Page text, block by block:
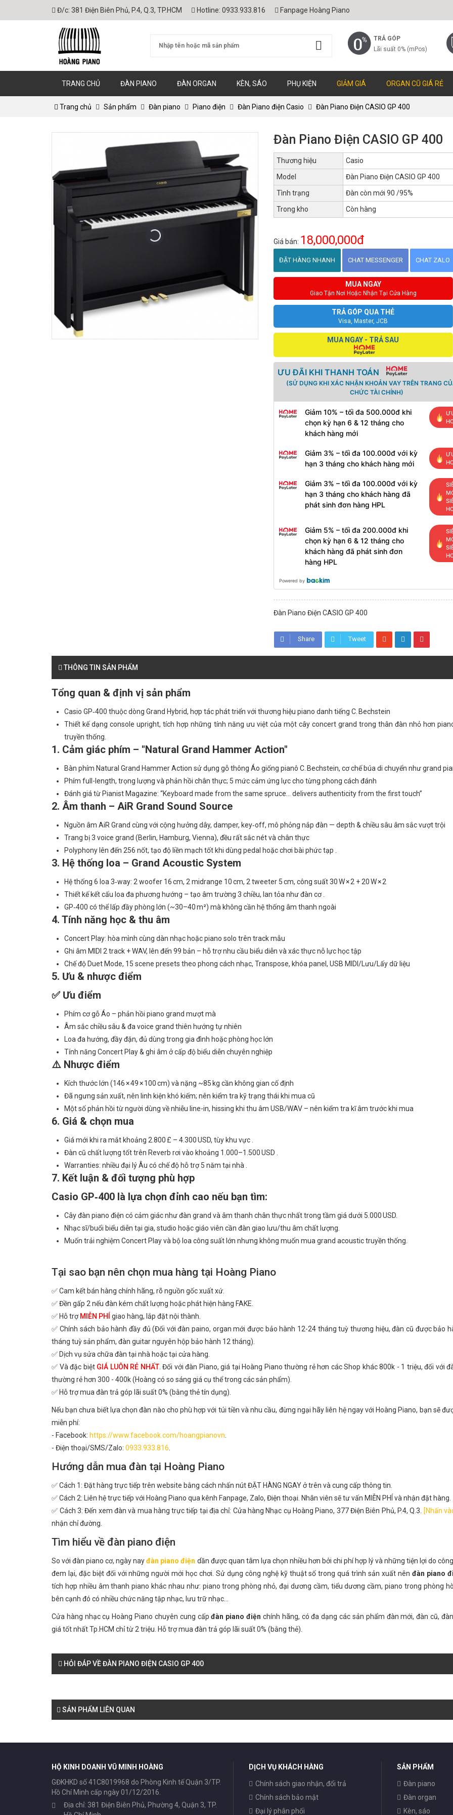
Đ/c: 381 Điện Biên Phủ, P.4, Q.3, TP.HCM Hotline: 0933.933.816 Fanpage Hoàng Piano
TRẢ GÓP
Lãi suất 0% (mPos)
TRANG CHỦ ĐÀN PIANO ĐÀN ORGAN KÈN, SÁO PHỤ KIỆN GIẢM GIÁ ORGAN CŨ GIÁ RẺ
Trang chủ Sản phẩm Đàn piano Piano điện Đàn Piano điện Casio Đàn Piano Điện CASIO GP 400
Đàn Piano Điện CASIO GP 400
Thương hiệu
Casio
Model
Đàn Piano Điện CASIO GP 400
Tình trạng
Đàn còn mới 90 /95%
Trong kho
Còn hàng
Giá bán: 18,000,000đ
ĐẶT HÀNG NHANH CHAT MESSENGER CHAT ZALO
MUA NGAY
Giao Tận Nơi Hoặc Nhận Tại Cửa Hàng
TRẢ GÓP QUA THẺ
Visa, Master, JCB
MUA NGAY - TRẢ SAU
ƯU ĐÃI KHI THANH TOÁN
(SỬ DỤNG KHI XÁC NHẬN KHOẢN VAY TRÊN TRANG
CHỨC TÀI CHÍNH)
Giảm 10% – tối đa 500.000đ khi
chọn kỳ hạn 6 & 12 tháng cho
khách hàng mới
Giảm 3% – tối đa 100.000đ với kỳ
hạn 3 tháng cho khách hàng mới
Giảm 3% – tối đa 100.000đ với kỳ
hạn 3 tháng cho khách hàng đã
phát sinh đơn hàng HPL
Giảm 5% – tối đa 200.000đ khi
chọn kỳ hạn 6 & 12 tháng cho
khách hàng đã phát sinh đơn
hàng HPL
Powered by
Đàn Piano Điện CASIO GP 400
Share Tweet
THÔNG TIN SẢN PHẨM
Tổng quan & định vị sản phẩm
Casio GP‑400 thuộc dòng Grand Hybrid, hợp tác phát triển với thương hiệu piano danh tiếng C. Bechstein
Thiết kế dạng console upright, tích hợp những tính năng ưu việt của một cây concert grand trong thân đàn nhỏ hơn
truyền thống.
1. Cảm giác phím – "Natural Grand Hammer Action"
Bàn phím Natural Grand Hammer Action sử dụng gỗ thông Áo giống pianô C. Bechstein, cơ chế búa di chuyển như grand
Phím full-length, trọng lượng và phản hồi chân thực; 5 mức cảm ứng lực cho từng phong cách đánh
Đánh giá từ Pianist Magazine: “Keyboard made from the same spruce… delivers authenticity from the first touch”
2. Âm thanh – AiR Grand Sound Source
Nguồn âm AiR Grand cùng với cộng hưởng dây, damper, key‑off, mô phỏng nắp đàn — depth & chiều sâu âm sắc vượt trội
Trang bị 3 voice grand (Berlin, Hamburg, Vienna), đều rất sắc nét và chân thực
Polyphony lên đến 256 nốt, tạo độ liền mạch tốt khi dùng pedal hoặc chơi bài phức tạp .
3. Hệ thống loa – Grand Acoustic System
Hệ thống 6 loa 3‑way: 2 woofer 16 cm, 2 midrange 10 cm, 2 tweeter 5 cm, công suất 30 W × 2 + 20 W × 2
Thiết kế kết cấu loa đa phương hướng – tạo âm trường 3 chiều, lan tỏa như đàn cơ .
GP‑400 có thể lấp đầy phòng lớn (~30–40 m²) mà không cần hệ thống âm thanh ngoài
4. Tính năng học & thu âm
Concert Play: hòa mình cùng dàn nhạc hoặc piano solo trên track mẫu
Ghi âm MIDI 2 track + WAV, lên đến 99 bản – hỗ trợ nhu cầu biểu diễn và xác thực nỗ lực học tập
Chế độ Duet Mode, 15 scene presets theo phong cách nhạc, Transpose, khóa panel, USB MIDI/Lưu/Lấy dữ liệu
5. Ưu & nhược điểm
✅ Ưu điểm
Phím cơ gỗ Áo – phản hồi piano grand mượt mà
Âm sắc chiều sâu & đa voice grand thiên hướng tự nhiên
Loa đa hướng, đầy đặn, đủ dùng trong gia đình hoặc phòng học lớn
Tính năng Concert Play & ghi âm ở cấp độ biểu diễn chuyên nghiệp
⚠️ Nhược điểm
Kích thước lớn (146 × 49 × 100 cm) và nặng ~85 kg cần không gian cố định
Đã ngưng sản xuất, nên linh kiện khó kiếm; nên kiểm tra kỹ trạng thái khi mua cũ
Một số phản hồi từ người dùng về nhiễu line-in, hissing khi thu âm USB/WAV – nên kiểm tra kĩ âm trước khi mua
6. Giá & chọn mua
Giá mới khi ra mắt khoảng 2.800 £ – 4.300 USD, tùy khu vực .
Đàn cũ chất lượng tốt trên Reverb rơi vào khoảng 1.000–1.500 USD .
Warranties: nhiều đại lý Âu có chế độ hỗ trợ 5 năm tại nhà .
7. Kết luận & đối tượng phù hợp
Casio GP‑400 là lựa chọn đỉnh cao nếu bạn tìm:
Cây đàn piano điện có cảm giác như đàn grand và âm thanh chân thực nhất trong tầm giá dưới 5.000 USD.
Nhạc sĩ/buổi biểu diễn tại gia, studio hoặc giáo viên cần đàn giao lưu/thu âm chất lượng.
Muốn trải nghiệm Concert Play và bộ loa công suất lớn nhưng không muốn mua grand acoustic truyền thống.
Tại sao bạn nên chọn mua hàng tại Hoàng Piano
✅ Cam kết bán hàng chính hãng, rõ nguồn gốc xuất xứ.
✅ Đền gấp 2 nếu đàn kém chất lượng hoặc phát hiện hàng FAKE.
✅ Hỗ trợ MIỄN PHÍ giao hàng, lắp đặt nội thành.
✅ Chính sách bảo hành đầy đủ (Đối với đàn paino, organ mới được bảo hành 12-24 tháng tuỳ thương hiệu, đàn cũ được bảo
tháng tuỳ sản phẩm, đàn guitar nguyên hộp bảo hành 12 tháng).
✅ Dịch vụ sửa chữa đàn tại nhà hoặc tại cửa hàng.
✅ Và đặc biệt GIÁ LUÔN RẺ NHẤT. Đối với đàn Piano, giá tại Hoàng Piano thường rẻ hơn các Shop khác 800k - 1 triệu, đối với
thường rẻ hơn 300 - 400k (Hoàng có so sáng giá cụ thể trong các sản phẩm).
✅ Hỗ trợ mua đàn trả góp lãi suất 0% (bằng thẻ tín dụng).
Nếu bạn chưa biết lựa chọn đàn nào cho phù hợp với túi tiền và nhu cầu, đừng ngại hãy liên hệ ngay với Hoàng Piano, bạn sẽ
miễn phí:
- Facebook: https://www.facebook.com/hoangpianovn
- Điện thoại/SMS/Zalo: 0933.933.816
Hướng dẫn mua đàn tại Hoàng Piano
✅ Cách 1: Đặt hàng trực tiếp trên website bằng cách nhấn nút ĐẶT HÀNG NGAY ở trên và cung cấp thông tin.
✅ Cách 2: Liên hệ trực tiếp với Hoàng Piano qua kênh Fanpage, Zalo, Điện thoại. Nhân viên sẽ tư vấn MIỄN PHÍ và nhận đặt hàng.
✅ Cách 3: Đến xem đàn và mua hàng trực tiếp tại địa chỉ: Cửa hàng Nhạc cụ Hoàng Piano, 377 Điện Biên Phủ, P.4, Q.3.
[Nhấn
nhận chỉ đường.
Tìm hiểu về đàn piano điện
So với đàn piano cơ, ngày nayđàn piano điện dần được quan tâm lựa chọn nhiều hơn bởi chi phí hợp lý và những tiện lợi do
đem lại, đặc biệt đối với những người mới học chơi. Sử dụng công nghệ kỹ thuật số trong quá trình sản xuất nên đàn piano
tích hợp nhiều âm thanh piano khác nhau như: piano trong phòng nhỏ, đại dương cầm, tiểu dương cầm, piano trong phòng
bên cạnh đó có nhiều chức năng tập nhạc, lưu trữ nhạc...
Cửa hàng nhạc cụ Hoàng Piano chuyên cung cấpđàn piano điện chính hãng, có đa dạng các sản phẩm đàn mới, đàn cũ,
giá tốt nhất Tp.HCM chỉ từ 2 triệu. Hỗ trợ mua đàn trả góp lãi suất 0% (bằng thẻ).
HỎI ĐÁP VỀ ĐÀN PIANO ĐIỆN CASIO GP 400
SẢN PHẨM LIÊN QUAN
HỘ KINH DOANH VŨ MINH HOÀNG
GĐKHKD số 41C8019968 do Phòng Kinh tế Quận 3/TP.
Hồ Chí Minh cấp ngày 01/12/2016.
Địa chỉ: 381 Điện Biên Phủ, Phường 4, Quận 3, TP.
DỊCH VỤ KHÁCH HÀNG
Chính sách giao nhận, đổi trả
Chính sách bảo mật
Đại lý phân phối
SẢN PHẨM
Đàn piano
Đàn organ
Kèn, sáo